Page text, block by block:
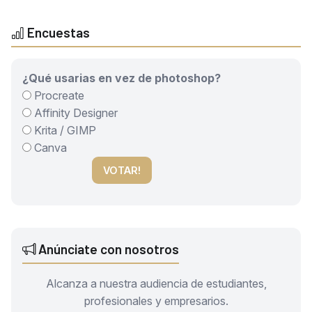
Encuestas
¿Qué usarias en vez de photoshop?
Procreate
Affinity Designer
Krita / GIMP
Canva
VOTAR!
Anúnciate con nosotros
Alcanza a nuestra audiencia de estudiantes,
profesionales y empresarios.